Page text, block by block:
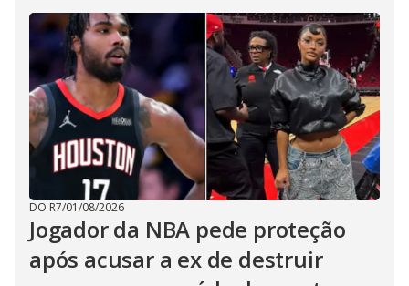
DO R7/01/08/2026
Jogador da NBA pede proteção
após acusar a ex de destruir